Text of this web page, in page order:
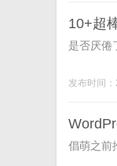
10+超
是否厌倦
发布时间
倡萌之前